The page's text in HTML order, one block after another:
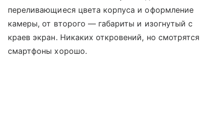
переливающиеся цвета корпуса и оформление
камеры, от второго — габариты и изогнутый с
краев экран. Никаких откровений, но смотрятся
смартфоны хорошо.